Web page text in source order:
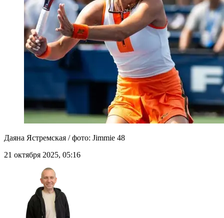
Даяна Ястремская / фото: Jimmie 48
21 октября 2025, 05:16